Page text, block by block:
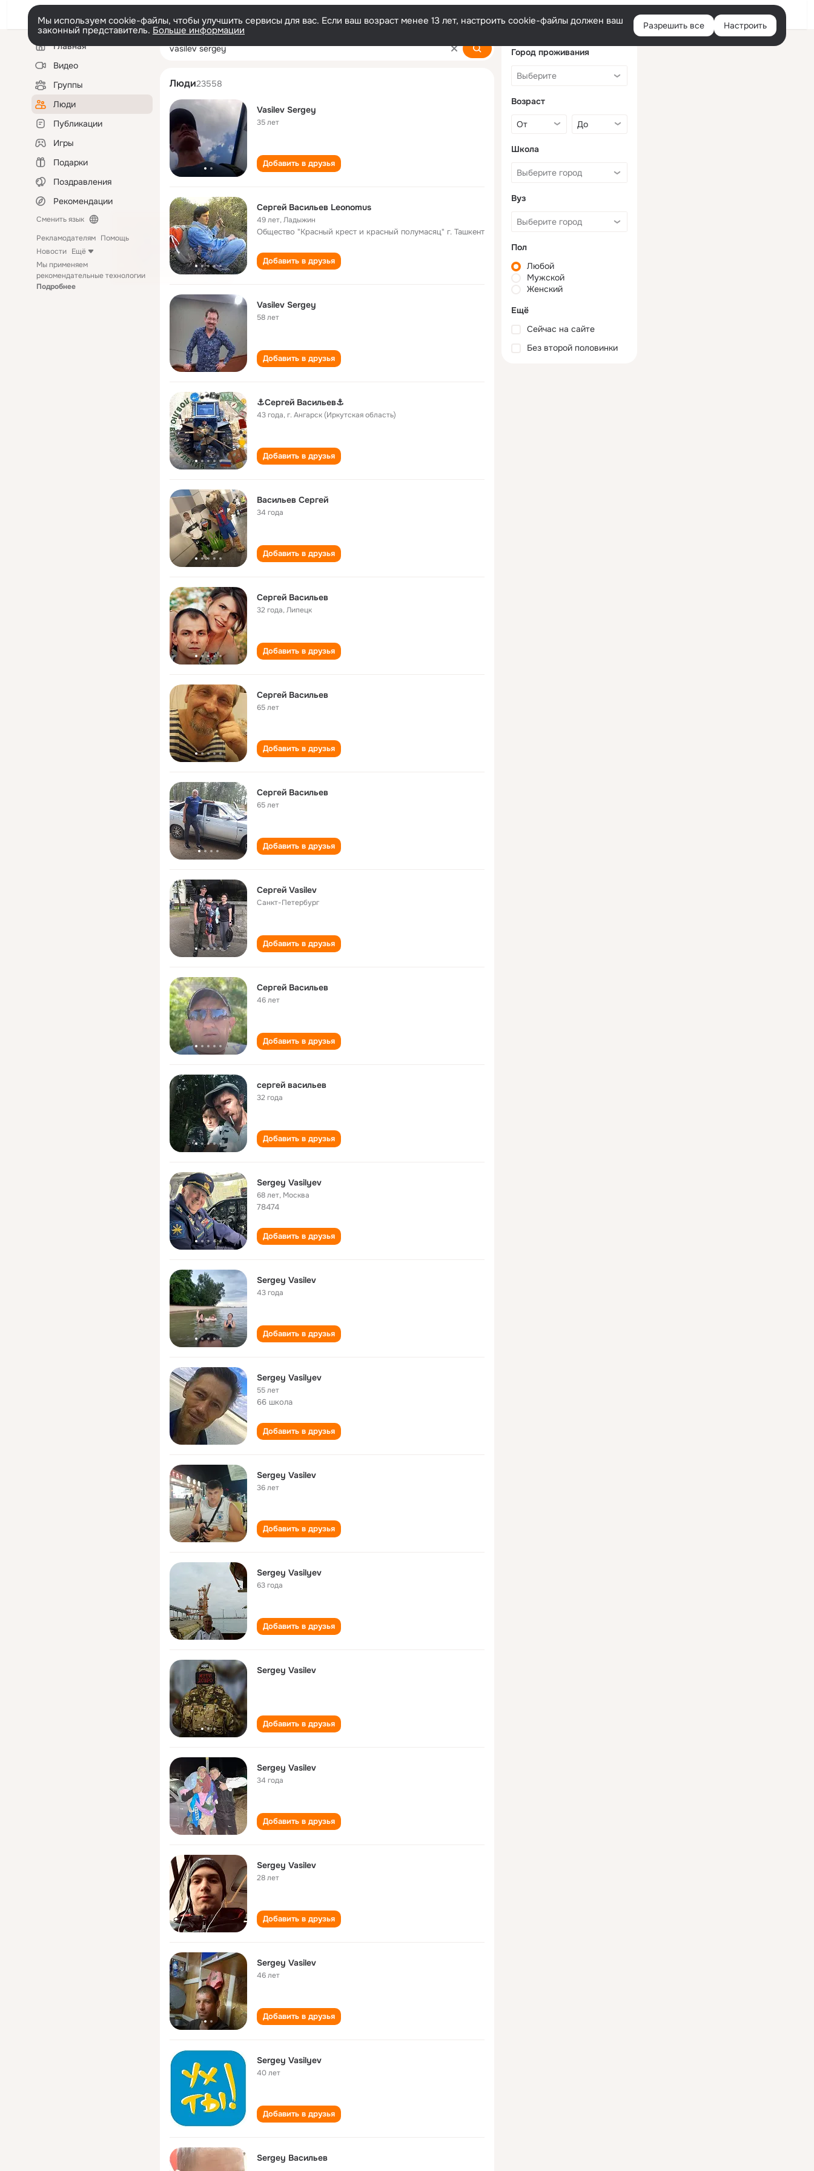
Войти
Мы используем cookie-файлы, чтобы улучшить сервисы для вас. Если ваш возраст менее 13 лет, настроить cookie-файлы должен ваш
законный представитель. Больше информации Разрешить все Настроить
Левая
колонкаГлавная
Видео
Группы
Люди
Публикации
Игры
Подарки
Поздравления
Рекомендации
Сменить язык
Рекламодателям Помощь
Новости Ещё
Мы применяем
рекомендательные технологии
Подробнее
vasilev sergey
Люди23558
Vasilev Sergey
35 лет
Добавить в друзья
Сергей Васильев Leonomus
49 лет,Ладыжин
Общество "Красный крест и красный полумасяц" г. Ташкент
Добавить в друзья
Vasilev Sergey
58 лет
Добавить в друзья
⚓Сергей Васильев⚓
43 года,г. Ангарск (Иркутская область)
Добавить в друзья
Васильев Сергей
34 года
Добавить в друзья
Сергей Васильев
32 года,Липецк
Добавить в друзья
Сергей Васильев
65 лет
Добавить в друзья
Сергей Васильев
65 лет
Добавить в друзья
Сергей Vasilev
Санкт-Петербург
Добавить в друзья
Сергей Васильев
46 лет
Добавить в друзья
сергей васильев
32 года
Добавить в друзья
Sergey Vasilyev
68 лет, Москва
78474
Добавить в друзья
Sergey Vasilev
43 года
Добавить в друзья
Sergey Vasilyev
55 лет
66 школа
Добавить в друзья
Sergey Vasilev
36 лет
Добавить в друзья
Sergey Vasilyev
63 года
Добавить в друзья
Sergey Vasilev
Добавить в друзья
Sergey Vasilev
34 года
Добавить в друзья
Sergey Vasilev
28 лет
Добавить в друзья
Sergey Vasilev
46 лет
Добавить в друзья
Sergey Vasilyev
40 лет
Добавить в друзья
Sergey Васильев
Город проживания
Возраст
Школа
Вуз
Пол
Любой
Мужской
Женский
Ещё
Сейчас на сайте
Без второй половинки